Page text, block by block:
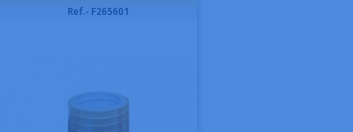
Ref.- F265601